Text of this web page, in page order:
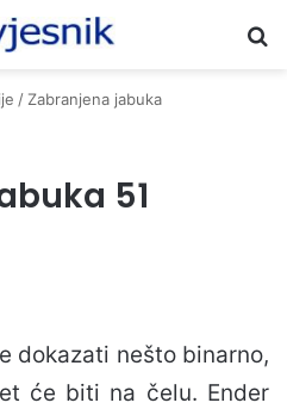
/Zabranjena jabuka
51
dokazati nešto binarno,
će biti na čelu. Ender